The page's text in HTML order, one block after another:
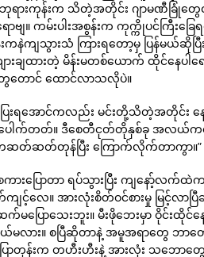
ရားကုန်းက သိတဲ့အတိုင်း ဂျာမဏီခြုံတွေ
ဗျ။ ကမ်းပါးအစွန်းက ကုက္ကိုပင်ကြီးခြ
နဲကျသွားသံ ကြားရတော့မှ ပြန်မယ်ဆို
ျားချထားတဲ့ မိန်းမတစ်ယောက် ထိုင်နေပါ
တောင် ထောင်လာသလိုပဲ။
ြေးရအောင်ကလည်း မင်းတို့သိတဲ့အတိုင်း နေ
က်တတ်။ ဒီစေတီငုတ်တိုနှစ်ခု အလယ်ကနေ
တဆတ်ဆတ်တုန်ပြီး ကြောက်လိုက်တာကွာ။”
ပြောတာ ရပ်သွားပြီး ကျနော့်လက်ထဲ
ျင့်လေ။ အားလုံးစိတ်ဝင်စားမှု မြင့်လာ
က်မပြောသေးဘူး။ မီးဖိုဘေးမှာ ဝို
း။ စပြီဆိုတာနဲ့ အမူအရာတွေ ဘာတွေနဲ့ ပ
တုန်းက တဟီးဟီးနဲ့ အားလုံး သဘောတွ